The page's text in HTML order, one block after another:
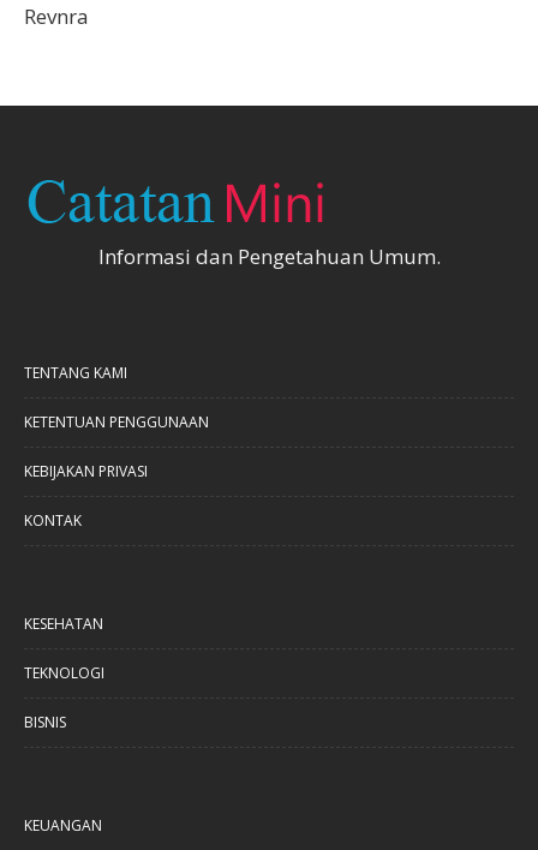
Revnra
Informasi dan Pengetahuan Umum.
TENTANG KAMI
KETENTUAN PENGGUNAAN
KEBIJAKAN PRIVASI
KONTAK
KESEHATAN
TEKNOLOGI
BISNIS
KEUANGAN